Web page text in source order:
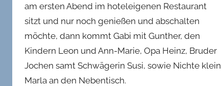
am ersten Abend im hoteleigenen Restaurant
sitzt und nur noch genießen und abschalten
möchte, dann kommt Gabi mit Gunther, den
Kindern Leon und Ann-Marie, Opa Heinz, Bruder
Jochen samt Schwägerin Susi, sowie Nichte klein
Marla an den Nebentisch.